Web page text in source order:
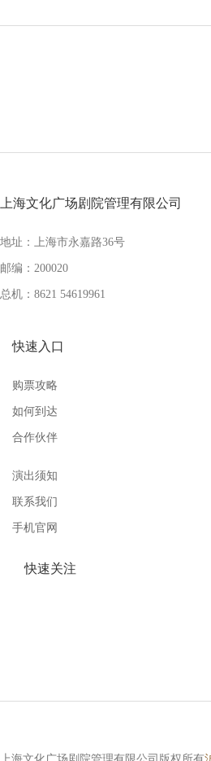
上海文化广场剧院管理有限公司
地址：上海市永嘉路36号
邮编：200020
总机：8621 54619961
快速入口
购票攻略
如何到达
合作伙伴
演出须知
联系我们
手机官网
快速关注